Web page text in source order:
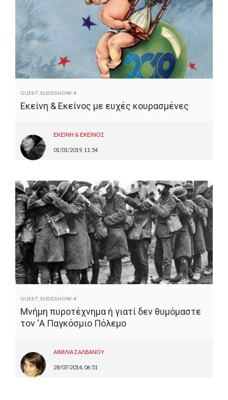
GUEST SLIDESHOW-4
Εκείνη & Εκείνος με ευχές κουρασμένες
ΕΚΕΙΝΗ & ΕΚΕΙΝΟΣ
01/01/2019, 11:54
GUEST SLIDESHOW-4
Μνήμη πυροτέχνημα ή γιατί δεν θυμόμαστε
τον ‘Α Παγκόσμιο Πόλεμο
ΑΙΜΙΛΙΑ ΣΑΛΒΑΝΟΥ
28/07/2014, 06:51